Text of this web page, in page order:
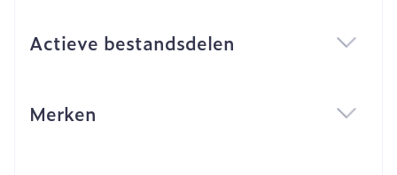
Actieve bestandsdelen
Merken